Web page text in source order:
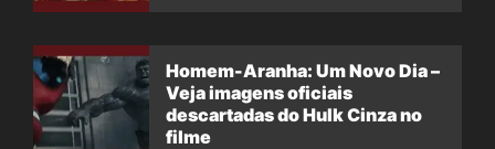
Homem-Aranha: Um Novo Dia –
Veja imagens oficiais
descartadas do Hulk Cinza no
filme